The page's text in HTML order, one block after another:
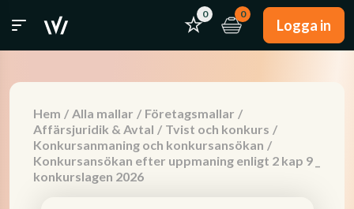
0 0
Logga in
Hem / Alla mallar / Företagsmallar /
Affärsjuridik & Avtal / Tvist och konkurs /
Konkursanmaning och konkursansökan /
Konkursansökan efter uppmaning enligt 2 kap 9 _
konkurslagen 2026